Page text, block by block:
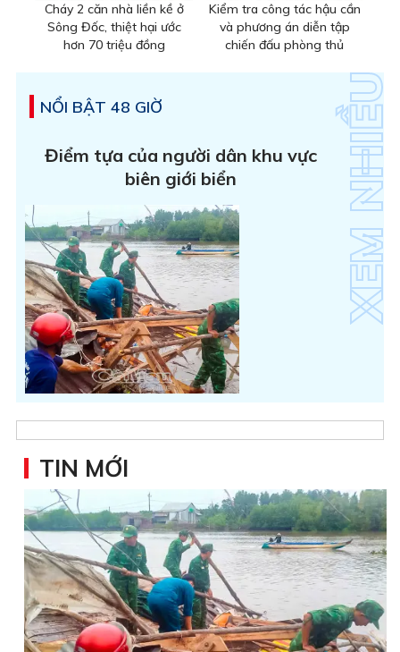
Cháy 2 căn nhà liền kề ở
Sông Đốc, thiệt hại ước
hơn 70 triệu đồng
Kiểm tra công tác hậu cần
và phương án diễn tập
chiến đấu phòng thủ
NỔI BẬT 48 GIỜ
Điểm tựa của người dân khu vực
biên giới biển
TIN MỚI